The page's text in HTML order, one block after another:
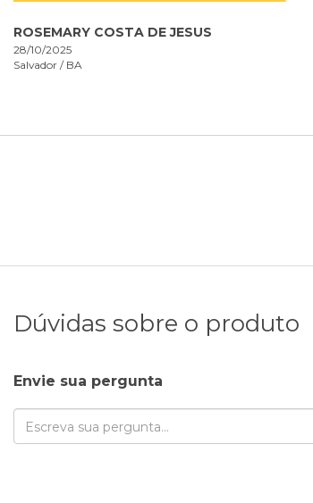
ROSEMARY COSTA DE JESUS
28/10/2025
Salvador / BA
Dúvidas sobre o produto
Envie sua pergunta